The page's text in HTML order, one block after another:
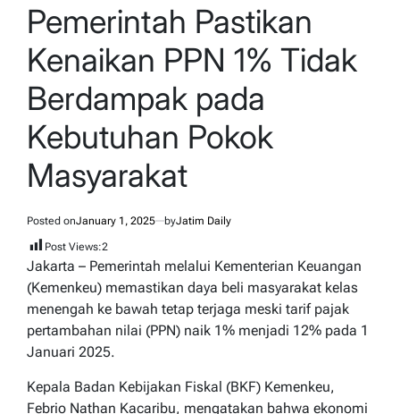
Pemerintah Pastikan
Kenaikan PPN 1% Tidak
Berdampak pada
Kebutuhan Pokok
Masyarakat
Posted onJanuary 1, 2025 byJatim Daily
Post Views:2
Jakarta – Pemerintah melalui Kementerian Keuangan
(Kemenkeu) memastikan daya beli masyarakat kelas
menengah ke bawah tetap terjaga meski tarif pajak
pertambahan nilai (PPN) naik 1% menjadi 12% pada 1
Januari 2025.
Kepala Badan Kebijakan Fiskal (BKF) Kemenkeu,
Febrio Nathan Kacaribu, mengatakan bahwa ekonomi